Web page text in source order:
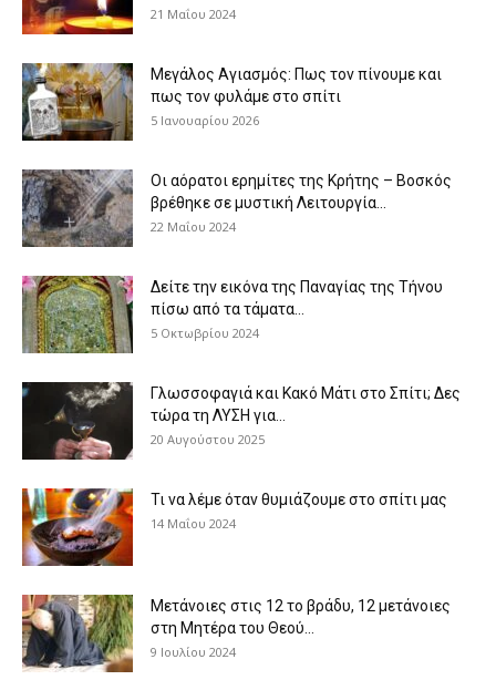
21 Μαΐου 2024
Μεγάλος Αγιασμός: Πως τον πίνουμε και
πως τον φυλάμε στο σπίτι
5 Ιανουαρίου 2026
Οι αόρατοι ερημίτες της Κρήτης – Βοσκός
βρέθηκε σε μυστική Λειτουργία...
22 Μαΐου 2024
Δείτε την εικόνα της Παναγίας της Τήνου
πίσω από τα τάματα...
5 Οκτωβρίου 2024
Γλωσσοφαγιά και Κακό Μάτι στο Σπίτι; Δες
τώρα τη ΛΥΣΗ για...
20 Αυγούστου 2025
Τι να λέμε όταν θυμιάζουμε στο σπίτι μας
14 Μαΐου 2024
Μετάνοιες στις 12 το βράδυ, 12 μετάνοιες
στη Μητέρα του Θεού...
9 Ιουλίου 2024